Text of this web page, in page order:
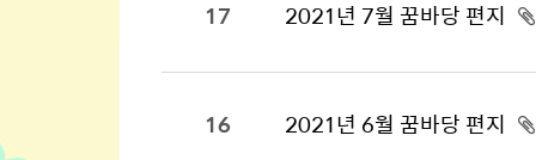
17 2021년 7월 꿈바당 편지
16 2021년 6월 꿈바당 편지